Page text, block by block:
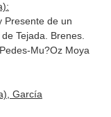
Presente de un
Tejada. Brenes.
Mu?Oz Moya
García